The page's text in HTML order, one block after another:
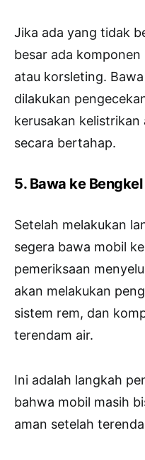
Jika ada yang tidak
besar ada
atau korsleting.
dilakukan
kerusakan
secara bertahap.
5. Bawa ke
Setelah melakukan
segera bawa mobil
pemeriksaan
akan melakukan
sistem rem, dan
terendam air.
Ini adalah langkah
bahwa mobil masih
aman setelah